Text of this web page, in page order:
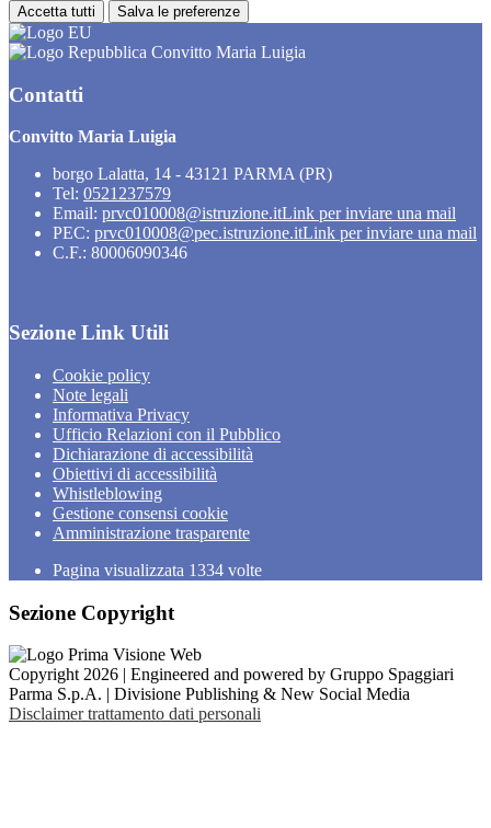
Accetta tutti Salva le preferenze
Convitto Maria Luigia
Contatti
Convitto Maria Luigia
borgo Lalatta, 14 - 43121 PARMA (PR)
Tel: 0521237579
Email: prvc010008@istruzione.itLink per inviare una mail
PEC: prvc010008@pec.istruzione.itLink per inviare una mail
C.F.: 80006090346
Sezione Link Utili
Cookie policy
Note legali
Informativa Privacy
Ufficio Relazioni con il Pubblico
Dichiarazione di accessibilità
Obiettivi di accessibilità
Whistleblowing
Gestione consensi cookie
Amministrazione trasparente
Pagina visualizzata 1334 volte
Sezione Copyright
Copyright 2026 | Engineered and powered by Gruppo Spaggiari
Parma S.p.A. | Divisione Publishing & New Social Media
Disclaimer trattamento dati personali